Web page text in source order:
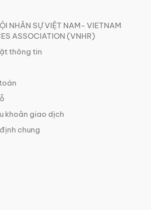
NHÂN SỰ VIỆT NAM- VIETNAM
ASSOCIATION (VNHR)
thông tin
khoản giao dịch
chung